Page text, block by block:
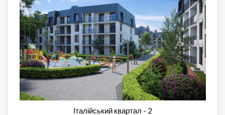
Італійський квартал - 2